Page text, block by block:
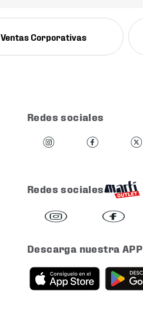
Ventas Corporativas
Redes sociales
Redes sociales
Descarga nuestra APP